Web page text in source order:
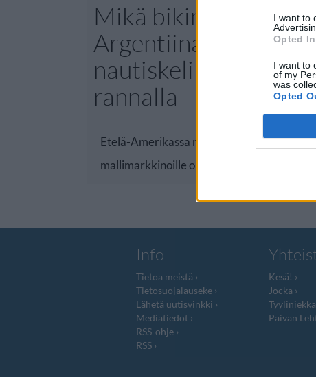
I want to
Opted In
I want to
of my
was
Opted
Mikä bikinivartalo!
Argentiinalaismalli
nautiskeli auringosta
rannalla
Etelä-Amerikassa naiskauneutta riittää, ja
mallimarkkinoille on koko ajan tulossa
Info
Tietoa meistä
Tietosuojalauseke
Lähetä uutisvinkki
Mediatiedot
RSS-ohje
RSS
Kesä!
Jocka
Tyyliniekka
Päivän